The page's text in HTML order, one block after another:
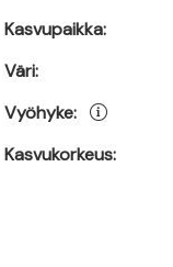
Kasvupaikka:
Väri:
Vyöhyke:
Kasvukorkeus: